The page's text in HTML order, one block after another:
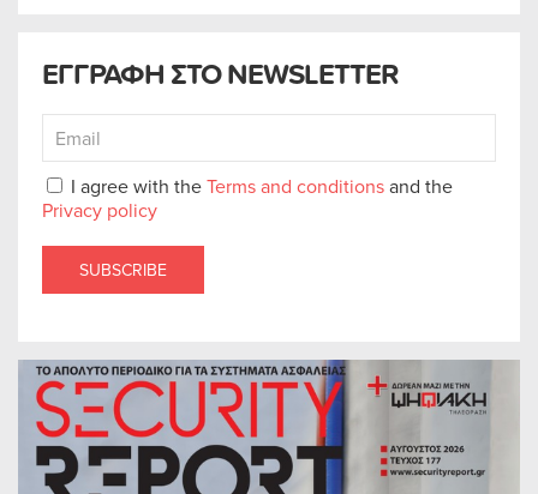
ΕΓΓΡΑΦΗ ΣΤΟ NEWSLETTER
I agree with theTerms and conditionsand the
Privacy policy
SUBSCRIBE